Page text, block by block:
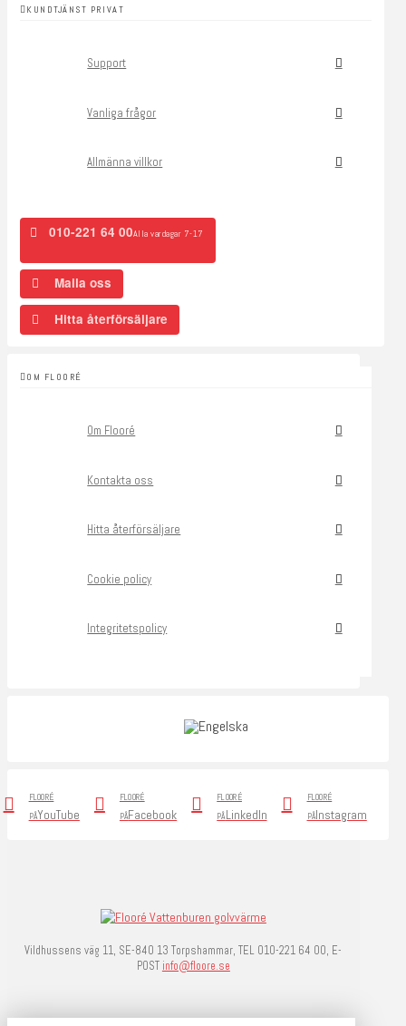
KUNDTJÄNST PRIVAT
Support
Vanliga frågor
Allmänna villkor
010-221 64 00Alla vardagar 7-17
Maila oss
Hitta återförsäljare
OM FLOORÉ
Om Flooré
Kontakta oss
Hitta återförsäljare
Cookie policy
Integritetspolicy
FLOORÉ
PÅYouTube
FLOORÉ
PÅFacebook
FLOORÉ
PÅLinkedIn
FLOORÉ
PÅInstagram
Vildhussens väg 11, SE-840 13 Torpshammar, TEL 010-221 64 00, E-
POST info@floore.se